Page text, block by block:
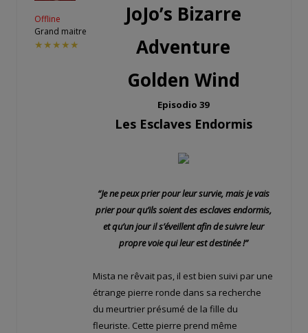
Offline
Grand maitre
★★★★★
JoJo’s Bizarre
Adventure
Golden Wind
Episodio 39
Les Esclaves Endormis
“Je ne peux prier pour leur survie, mais je vais
prier pour qu’ils soient des esclaves endormis,
et qu’un jour il s’éveillent afin de suivre leur
propre voie qui leur est destinée !”
Mista ne rêvait pas, il est bien suivi par une
étrange pierre ronde dans sa recherche
du meurtrier présumé de la fille du
fleuriste. Cette pierre prend même